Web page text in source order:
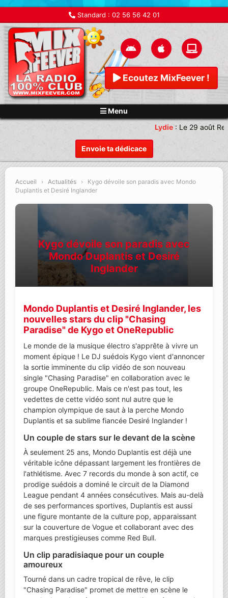
Standard : 02 56 56 42 01
Ecoutez MixFeever !
Menu
Envoie ta dédicace
Lydie: Le 29 août
Accueil › Actualités ›
Kygo dévoile son paradis avec Mondo
Duplantis et Desiré Inglander
Kygo dévoile son paradis avec
Mondo Duplantis et Desiré
Inglander
Mondo Duplantis et Desiré Inglander, les
nouvelles stars du clip "Chasing
Paradise" de Kygo et OneRepublic
Le monde de la musique électro s'apprête à vivre un
moment épique ! Le DJ suédois Kygo vient d'annoncer
la sortie imminente du clip vidéo de son nouveau
single "Chasing Paradise" en collaboration avec le
groupe OneRepublic. Mais ce n'est pas tout, les
vedettes de cette vidéo sont nul autre que le
champion olympique de saut à la perche Mondo
Duplantis et sa sublime fiancée Desiré Inglander !
Un couple de stars sur le devant de la scène
À seulement 25 ans, Mondo Duplantis est déjà une
véritable icône dépassant largement les frontières de
l'athlétisme. Avec 7 records du monde à son actif, ce
prodige suédois a dominé le circuit de la Diamond
League pendant 4 années consécutives. Mais au-delà
de ses performances sportives, Duplantis est aussi
une figure montante de la culture pop, apparaissant
sur la couverture de Vogue et collaborant avec des
marques prestigieuses comme Red Bull.
Un clip paradisiaque pour un couple
amoureux
Tourné dans un cadre tropical de rêve, le clip
"Chasing Paradise" promet de mettre en scène le